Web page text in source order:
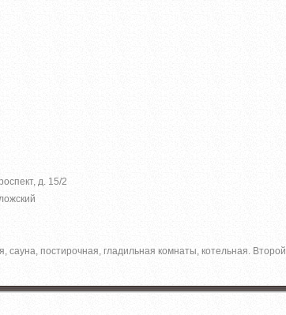
д. 15/2
сауна, постирочная, гладильная комнаты, котельная. Второй